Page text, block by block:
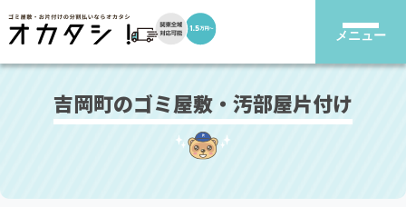
メニュー
吉岡町のゴミ屋敷・汚部屋片付け